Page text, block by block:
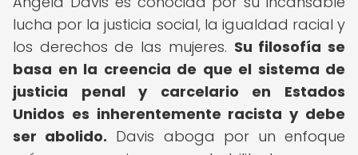
lucha por la justicia social, la igualdad racial y
los derechos de las mujeres. Su filosofía se
basa en la creencia de que el sistema de
justicia penal y carcelario en Estados
Unidos es inherentemente racista y debe
ser abolido. Davis aboga por un enfoque